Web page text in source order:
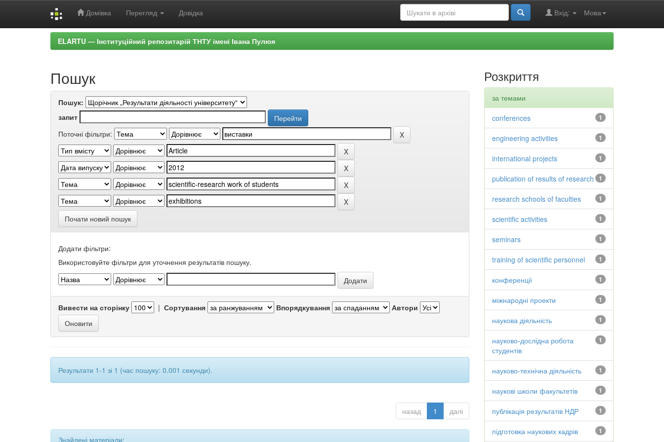
Домівка Перегляд Довідка Мова
Вхід:
ELARTU — Інституційний репозитарій ТНТУ імені Івана Пулюя
Пошук
Пошук:
запит
Поточні фільтри:
Почати новий пошук
Додати фільтри:
Використовуйте фільтри для уточнення результатів пошуку.
Вивести на сторінку | Сортування Впорядкування Автори
Результати 1-1 зі 1 (час пошуку: 0.001 секунди).
назад 1 далі
Знайдені матеріали:
Розкриття
за темами
1
conferences
1
engineering activities
1
international projects
1
publication of results of research
1
research schools of faculties
1
scientific activities
1
seminars
1
training of scientific personnel
1
конференції
1
міжнародні проекти
1
наукова діяльність
1
науково-дослідна робота
студентів
1
науково-технічна діяльність
1
наукові школи факультетів
1
публікація результатів НДР
1
підготовка наукових кадрів